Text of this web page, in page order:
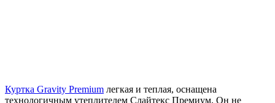
Куртка Gravity Premium легкая и теплая, оснащена
технологичным утеплителем Слайтекс Премиум. Он не